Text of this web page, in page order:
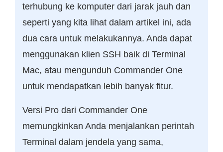
terhubung ke komputer dari jarak jauh dan
seperti yang kita lihat dalam artikel ini, ada
dua cara untuk melakukannya. Anda dapat
menggunakan klien SSH baik di Terminal
Mac, atau mengunduh Commander One
untuk mendapatkan lebih banyak fitur.
Versi Pro dari Commander One
memungkinkan Anda menjalankan perintah
Terminal dalam jendela yang sama,